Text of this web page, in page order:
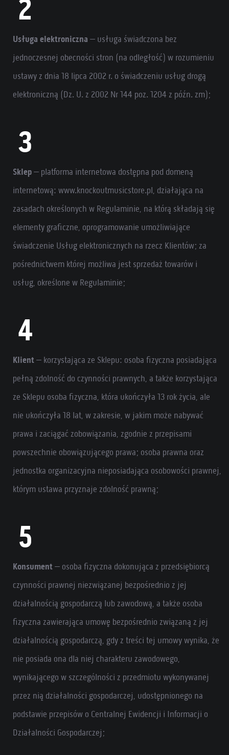
Usługa elektroniczna – usługa świadczona bez
jednoczesnej obecności stron (na odległość) w rozumieniu
ustawy z dnia 18 lipca 2002 r. o świadczeniu usług drogą
elektroniczną (Dz. U. z 2002 Nr 144 poz. 1204 z późn. zm);
Sklep– platforma internetowa dostępna pod domeną
internetową: www.knockoutmusicstore.pl, działająca na
zasadach określonych w Regulaminie, na którą składają się
elementy graficzne, oprogramowanie umożliwiające
świadczenie Usług elektronicznych na rzecz Klientów; za
pośrednictwem której możliwa jest sprzedaż towarów i
usług, określone w Regulaminie;
Klient– korzystająca ze Sklepu: osoba fizyczna posiadająca
pełną zdolność do czynności prawnych, a także korzystająca
ze Sklepu osoba fizyczna, która ukończyła 13 rok życia, ale
nie ukończyła 18 lat, w zakresie, w jakim może nabywać
prawa i zaciągać zobowiązania, zgodnie z przepisami
powszechnie obowiązującego prawa; osoba prawna oraz
jednostka organizacyjna nieposiadająca osobowości prawnej,
którym ustawa przyznaje zdolność prawną;
Konsument– osoba fizyczna dokonująca z przedsiębiorcą
czynności prawnej niezwiązanej bezpośrednio z jej
działalnością gospodarczą lub zawodową, a także osoba
fizyczna zawierająca umowę bezpośrednio związaną z jej
działalnością gospodarczą, gdy z treści tej umowy wynika, że
nie posiada ona dla niej charakteru zawodowego,
wynikającego w szczególności z przedmiotu wykonywanej
przez nią działalności gospodarczej, udostępnionego na
podstawie przepisów o Centralnej Ewidencji i Informacji o
Działalności Gospodarczej;